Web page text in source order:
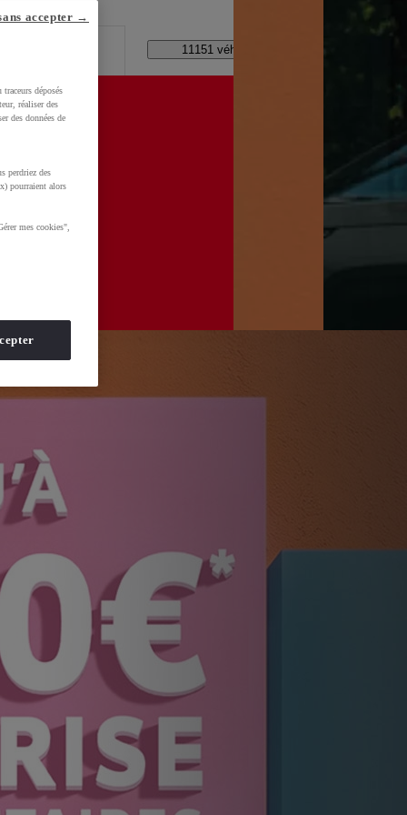
?
11151 véhicules disponibles
déposés
réaliser des
des données de
perdriez des
pourraient alors
mes cookies",
accepter →